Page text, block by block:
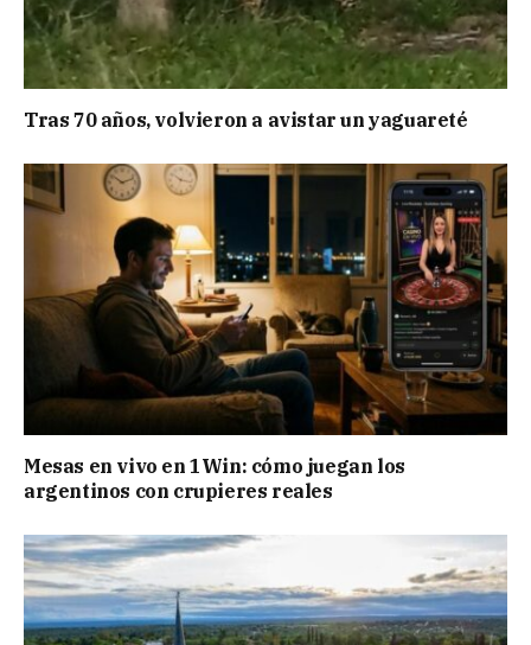
Tras 70 años, volvieron a avistar un yaguareté
Mesas en vivo en 1Win: cómo juegan los
argentinos con crupieres reales